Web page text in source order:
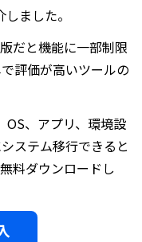
ました。
だと機能に一部制限
評価が高いツールの
、アプリ、環境設
ステム移行できると
料ダウンロードし